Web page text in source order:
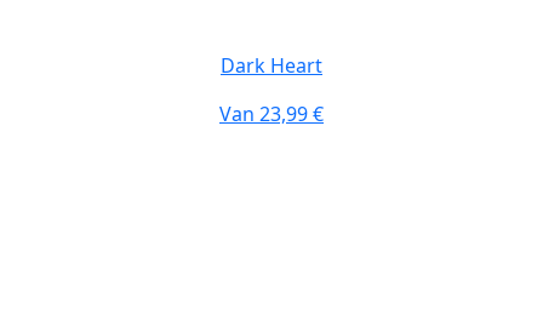
Dark Heart
Van 23,99 €